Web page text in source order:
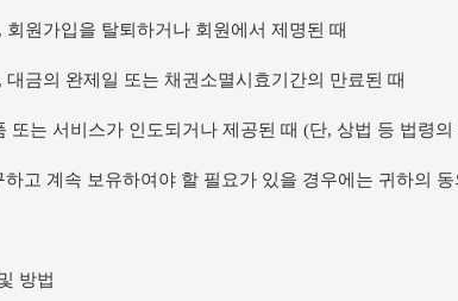
원가입을 탈퇴하거나 회원에서 제명된 때
금의 완제일 또는 채권소멸시효기간의 만료된 때
또는 서비스가 인도되거나 제공된 때 (단, 상법 등 법령
고 계속 보유하여야 할 필요가 있을 경우에는 귀하의
방법